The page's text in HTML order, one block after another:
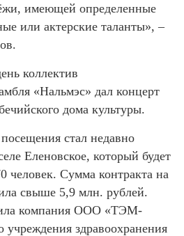
имеющей определенные
или актерские таланты», –
коллектив
«Нальмэс» дал концерт
дома культуры.
стал недавно
Еленовское, который будет
человек. Сумма контракта на
свыше 5,9 млн. рублей.
компания ООО «ТЭМ-
учреждения здравоохранения